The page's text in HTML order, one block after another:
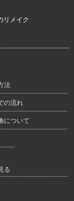
リメイク
法
の流れ
について
る